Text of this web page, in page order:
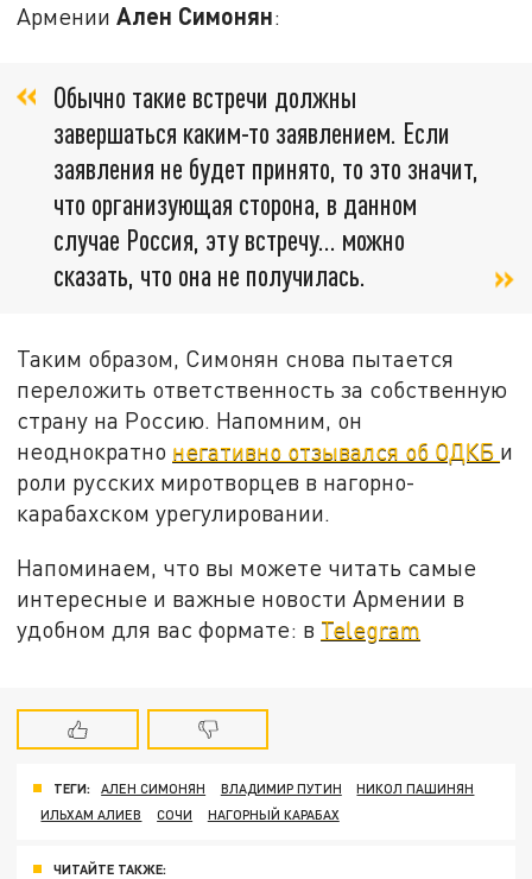
АрменииАлен Симонян:
Обычно такие встречи должны
завершаться каким-то заявлением. Если
заявления не будет принято, то это значит,
что организующая сторона, в данном
случае Россия, эту встречу... можно
сказать, что она не получилась.
Таким образом, Симонян снова пытается
переложить ответственность за собственную
страну на Россию. Напомним, он
неоднократно негативно отзывался об ОДКБ и
роли русских миротворцев в нагорно-
карабахском урегулировании.
Напоминаем, что вы можете читать самые
интересные и важные новости Армении в
удобном для вас формате: в Telegram
ТЕГИ: АЛЕН СИМОНЯН ВЛАДИМИР ПУТИН
НИКОЛ ПАШИНЯН
ИЛЬХАМ АЛИЕВ
СОЧИ НАГОРНЫЙ КАРАБАХ
ЧИТАЙТЕ ТАКЖЕ: